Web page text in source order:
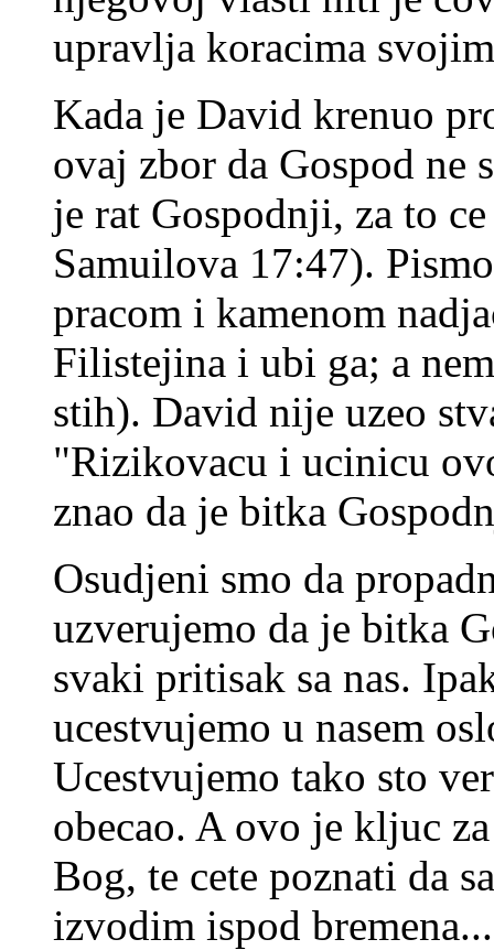
upravlja koracima
Kada je David krenuo
ovaj zbor da Gospod ne
je rat Gospodnji, za to
Samuilova 17:47).
pracom i kamenom
Filistejina i ubi ga; a
stih). David nije uzeo
"Rizikovacu i ucinicu
znao da je bitka
Osudjeni smo da
uzverujemo da je bitka
svaki pritisak sa nas.
ucestvujemo u nasem
Ucestvujemo tako sto
obecao. A ovo je kljuc
Bog, te cete poznati da
izvodim ispod